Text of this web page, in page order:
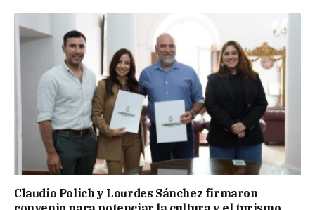
Claudio Polich y Lourdes Sánchez firmaron